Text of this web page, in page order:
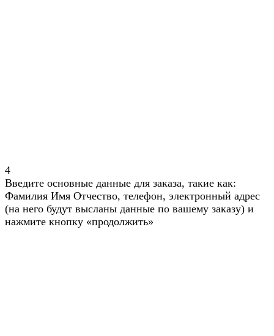
4
Введите основные данные для заказа, такие как:
Фамилия Имя Отчество, телефон, электронный адрес
(на него будут высланы данные по вашему заказу) и
нажмите кнопку «продолжить»